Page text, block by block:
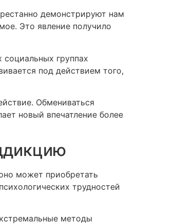
демонстрируют нам
Это явление получило
группах
под действием того,
Обмениваться
новый впечатление более
может приобретать
трудностей
методы